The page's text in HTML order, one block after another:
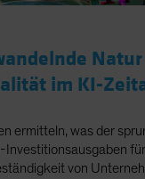
im KI-
ermitteln, was der
Investitionsausgaben
von